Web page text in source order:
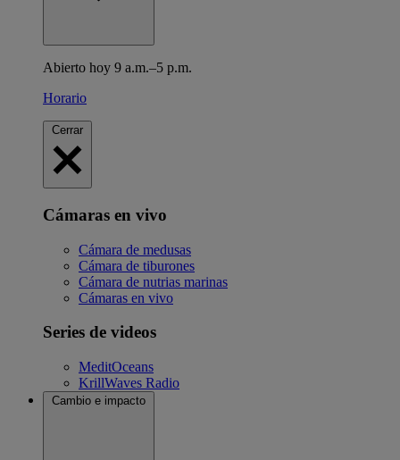
Abierto hoy 9 a.m.–5 p.m.
Horario
Cerrar
Cámaras en vivo
Cámara de medusas
Cámara de tiburones
Cámara de nutrias marinas
Cámaras en vivo
Series de videos
MeditOceans
KrillWaves Radio
Cambio e impacto